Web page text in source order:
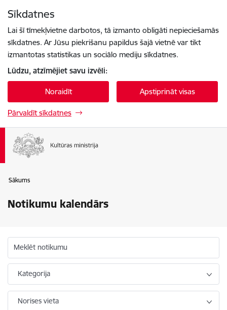
Sīkdatnes
Lai šī tīmekļvietne darbotos, tā izmanto obligāti nepieciešamās
sīkdatnes. Ar Jūsu piekrišanu papildus šajā vietnē var tikt
izmantotas statistikas un sociālo mediju sīkdatnes.
Lūdzu, atzīmējiet savu izvēli:
Noraidīt Apstiprināt visas
Pārvaldīt sīkdatnes
Sākums
Notikumu kalendārs
Meklēt notikumu
Kategorija
Norises vieta